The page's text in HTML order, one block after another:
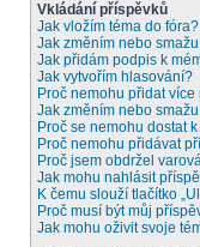
Vkládání příspěvků
Jak vložím téma do fóra?
Jak změním nebo
Jak přidám podpis k
Jak vytvořím hlasování?
Proč nemohu přidat
Jak změním nebo
Proč se nemohu dostat
Proč nemohu přidávat
Proč jsem obdržel
Jak mohu nahlásit
K čemu slouží tlačítko
Proč musí být můj
Jak mohu oživit svoje